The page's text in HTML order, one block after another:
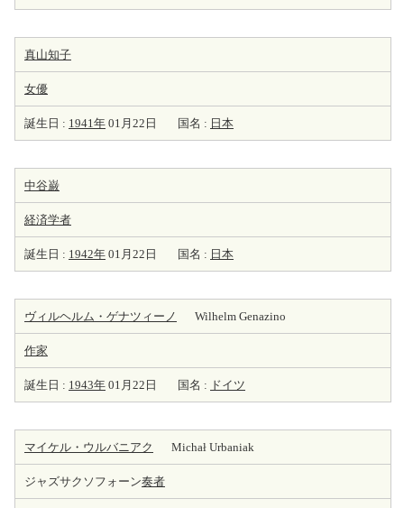
真山知子
女優
誕生日 : 1941年 01月22日 国名 : 日本
中谷巌
経済学者
誕生日 : 1942年 01月22日 国名 : 日本
ヴィルヘルム・ゲナツィーノ Wilhelm Genazino
作家
誕生日 : 1943年 01月22日 国名 : ドイツ
マイケル・ウルバニアク Michał Urbaniak
ジャズサクソフォーン奏者